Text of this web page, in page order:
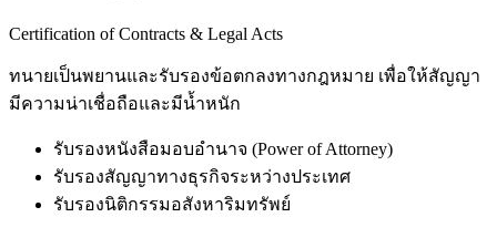
Certification of Contracts & Legal Acts
ทนายเป็นพยานและรับรองข้อตกลงทางกฎหมาย เพื่อให้สัญญา
มีความน่าเชื่อถือและมีน้ำหนัก
รับรองหนังสือมอบอำนาจ (Power of Attorney)
รับรองสัญญาทางธุรกิจระหว่างประเทศ
รับรองนิติกรรมอสังหาริมทรัพย์